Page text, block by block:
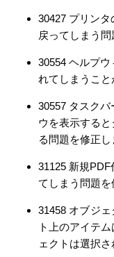
30427 プリン
戻ってしまう問
30554 ヘルプ
れてしまうこと
30557 タスク
ウを表示する
る問題を修正し
31125 新規
てしまう問題を
31458 オブジ
ト上のアイテ
ェクトは選択さ